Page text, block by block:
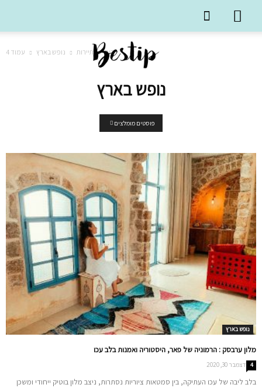
בית תיירות נופש בארץ עמוד 4
נופש בארץ
פוסטים מומלצים
נופש בארץ
מלון ערבסק : הרמוניה של פאר, היסטוריה ואמנות בלב עכו
דצמבר 30, 2020 4
בלב ליבה של עכו העתיקה, בין סמטאות ציוריות נסתרות, ניצב מלון בוטיק ייחודי ומשכן